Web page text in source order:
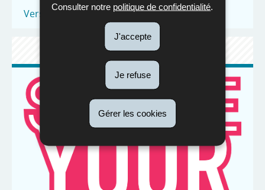
Consulter notre politique de confidentialité.
J'accepte
Je refuse
Gérer les cookies
Vers toutes les actualités
SITE WEB